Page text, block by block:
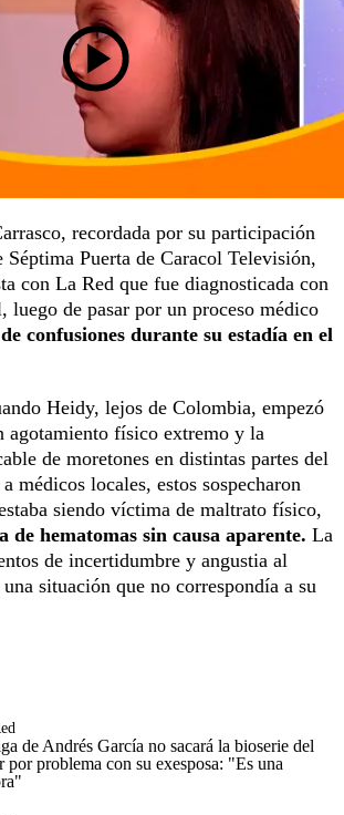
recordada por su participación
Séptima Puerta de Caracol Televisión,
con La Red que fue diagnosticada con
luego de pasar por un proceso médico
confusiones durante su estadía en el
Heidy, lejos de Colombia, empezó
agotamiento físico extremo y la
de moretones en distintas partes del
médicos locales, estos sospecharon
siendo víctima de maltrato físico,
de hematomas sin causa aparente. La
de incertidumbre y angustia al
situación que no correspondía a su
de Andrés García no sacará la bioserie del
por problema con su exesposa: "Es una